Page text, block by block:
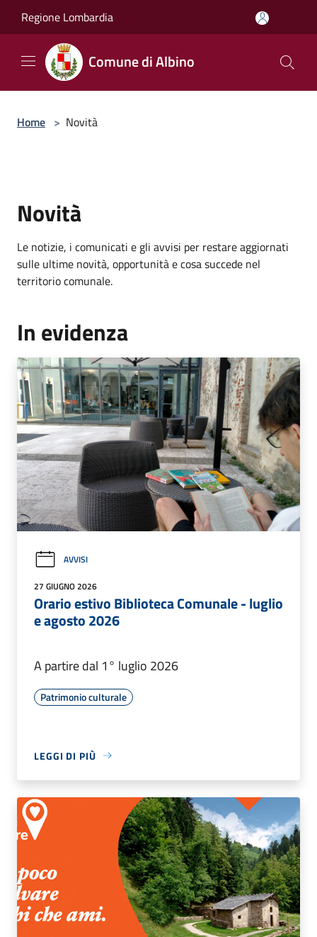
Regione Lombardia
Comune di Albino
Home > Novità
Novità
Le notizie, i comunicati e gli avvisi per restare aggiornati
sulle ultime novità, opportunità e cosa succede nel
territorio comunale.
In evidenza
AVVISI
27 GIUGNO 2026
Orario estivo Biblioteca Comunale - luglio
e agosto 2026
A partire dal 1° luglio 2026
Patrimonio culturale
LEGGI DI PIÙ